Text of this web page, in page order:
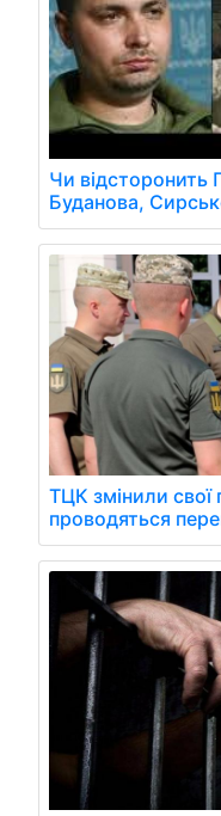
Чи відсторонить
Буданова,
ТЦК змінили свої
проводяться